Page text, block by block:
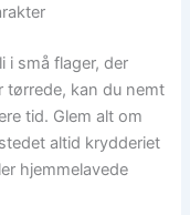
i små flager, der
tørrede, kan du nemt
tid. Glem alt om
altid krydderiet
hjemmelavede